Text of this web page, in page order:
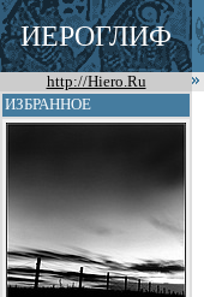
ИЕРОГЛИФ
http://Hiero.Ru
ИЗБРАННОЕ